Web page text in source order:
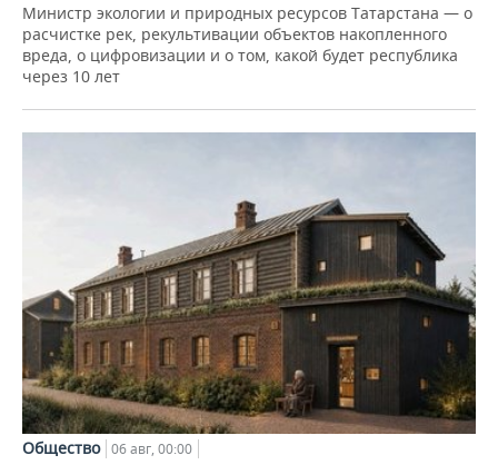
Министр экологии и природных ресурсов Татарстана — о
расчистке рек, рекультивации объектов накопленного
вреда, о цифровизации и о том, какой будет республика
через 10 лет
Общество 06 авг, 00:00